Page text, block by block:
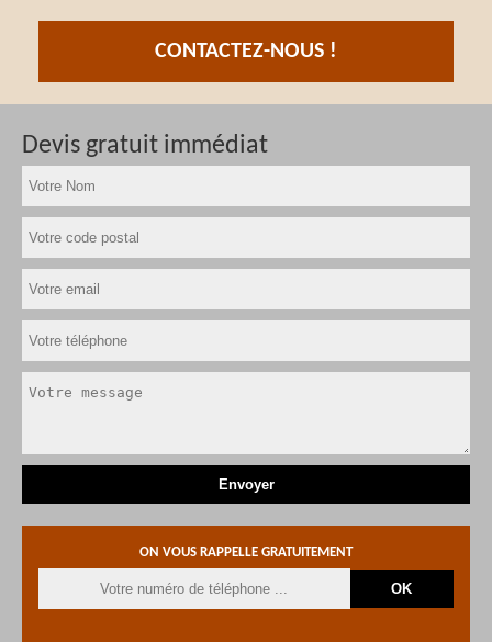
CONTACTEZ-NOUS !
Devis gratuit immédiat
ON VOUS RAPPELLE GRATUITEMENT